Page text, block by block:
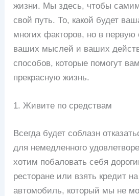
жизни. Мы здесь, чтобы
свой путь. То, какой будет
многих факторов, но в первую
ваших мыслей и ваших
способов, которые помогут
прекрасную жизнь.
1. Живите по средствам
Всегда будет соблазн
для немедленного
хотим побаловать себя
ресторане или взять кредит
автомобиль, который мы не